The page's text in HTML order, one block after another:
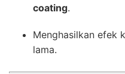
coating.
Menghasilkan efek
lama.